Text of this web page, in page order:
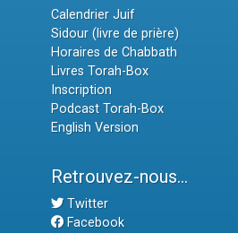
Calendrier Juif
Sidour (livre de prière)
Horaires de Chabbath
Livres Torah-Box
Inscription
Podcast Torah-Box
English Version
Retrouvez-nous...
Twitter
Facebook